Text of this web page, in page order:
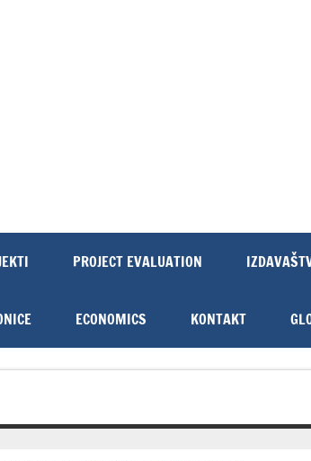
PROJECT EVALUATION
ECONOMICS KONTAKT